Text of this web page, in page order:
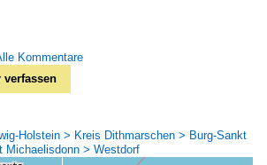
Kommentare
verfassen
Holstein > Kreis Dithmarschen > Burg-Sankt
Michaelisdonn > Westdorf